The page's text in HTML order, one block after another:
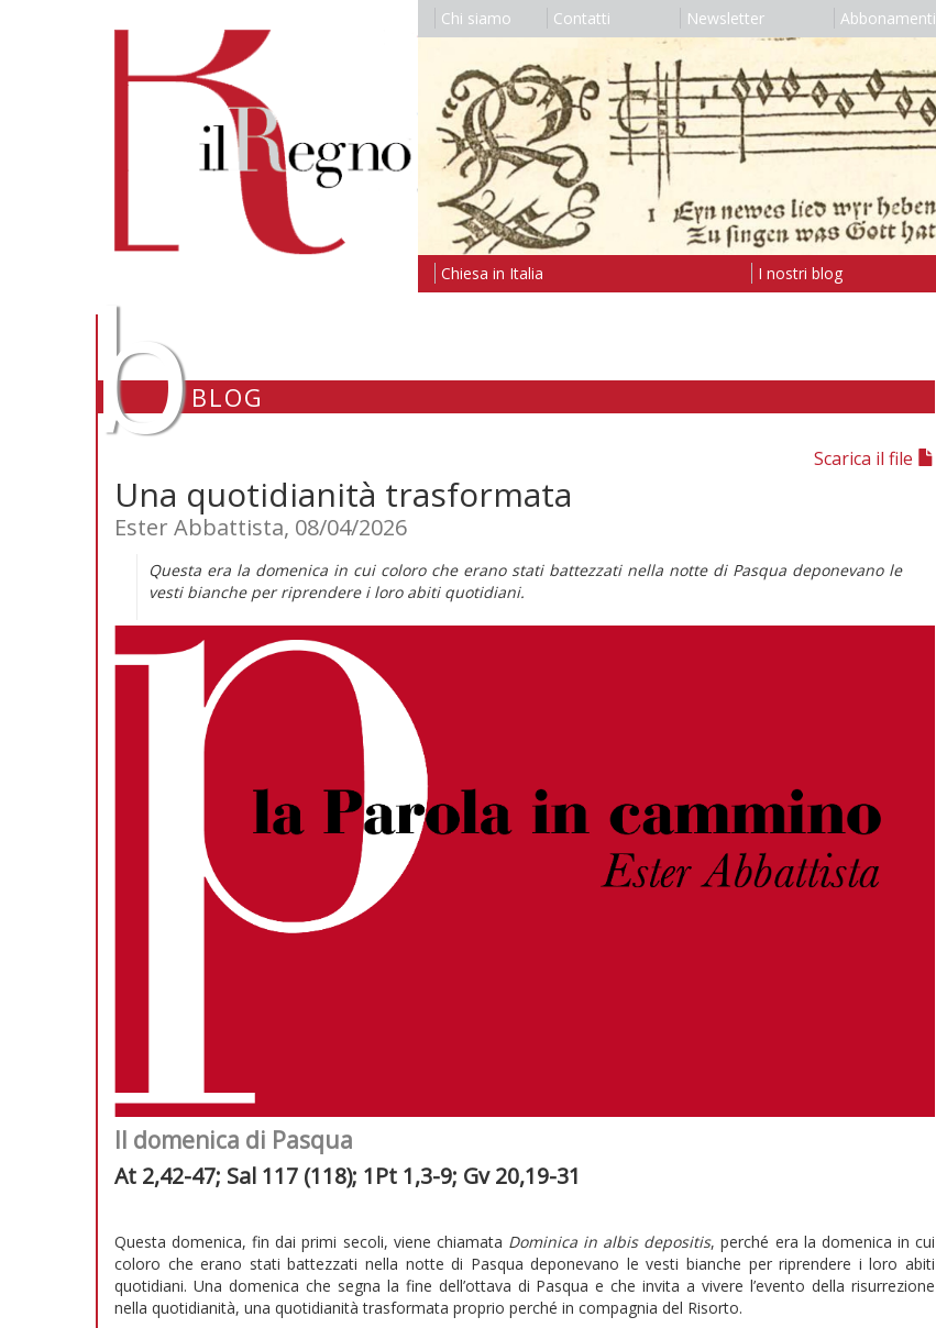
Chi siamo Contatti Newsletter Abbonamenti
Chiesa in Italia I nostri blog
bBLOG
Scarica il file
Una quotidianità trasformata
Ester Abbattista, 08/04/2026
Questa era la domenica in cui coloro che erano stati battezzati nella notte di Pasqua deponevano le
vesti bianche per riprendere i loro abiti quotidiani.
II domenica di Pasqua
At 2,42-47; Sal 117 (118); 1Pt 1,3-9; Gv 20,19-31
Questa domenica, fin dai primi secoli, viene chiamata Dominica in albis depositis, perché era la domenica in cui
coloro che erano stati battezzati nella notte di Pasqua deponevano le vesti bianche per riprendere i loro abiti
quotidiani. Una domenica che segna la fine dell’ottava di Pasqua e che invita a vivere l’evento della risurrezione
nella quotidianità, una quotidianità trasformata proprio perché in compagnia del Risorto.